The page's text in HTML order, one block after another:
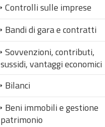
Controlli sulle imprese
Bandi di gara e contratti
Sovvenzioni, contributi,
sussidi, vantaggi economici
Bilanci
Beni immobili e gestione
patrimonio